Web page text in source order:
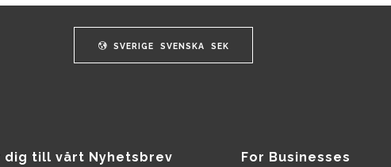
SVERIGE SVENSKA SEK
dig till vårt Nyhetsbrev For Businesses